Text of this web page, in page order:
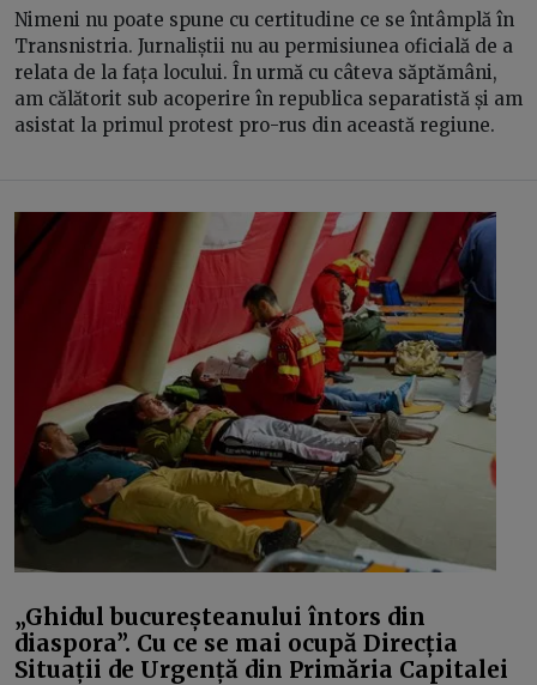
Nimeni nu poate spune cu certitudine ce se întâmplă în
Transnistria. Jurnaliștii nu au permisiunea oficială de a
relata de la fața locului. În urmă cu câteva săptămâni,
am călătorit sub acoperire în republica separatistă și am
asistat la primul protest pro-rus din această regiune.
„Ghidul bucureșteanului întors din
diaspora”. Cu ce se mai ocupă Direcția
Situații de Urgență din Primăria Capitalei